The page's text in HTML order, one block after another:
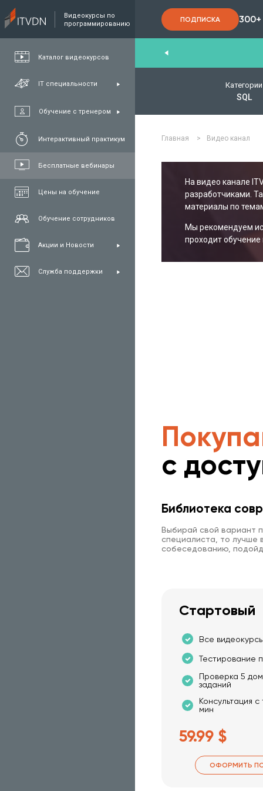
Видеокурсы по
программированию
Каталог видеокурсов
IT специальности
Обучение с тренером
Интерактивный практикум
Бесплатные вебинары
Цены на обучение
Обучение сотрудников
Акции и Новости
Служба поддержки
ПОДПИСКА
,FullStack
Категории
SQL
Главная > Видео канал
На видео канале
разработчиками.
материалы по
Мы рекомендуем
проходит
с
Библиотека
Выбирай свой вариант
специалиста, то лучше
собеседованию,
Стартовый
Все
Тестирование
Проверка 5
заданий
Консультация
мин
59.99 $
ОФОРМИТЬ